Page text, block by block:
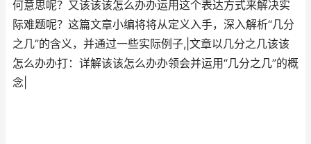
何意思呢？又该该该怎么办办运用这个表达方式来解决实
际难题呢？这篇文章小编将将从定义入手，深入解析“几分
之几”的含义，并通过一些实际例子,|文章以几分之几该该
怎么办办打：详解该该怎么办办领会并运用“几分之几”的概
念|